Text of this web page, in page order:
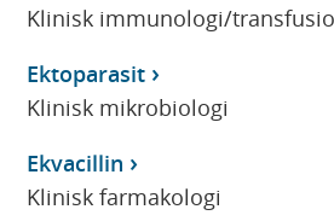
Klinisk immunologi/
Ektoparasit
Klinisk mikrobiologi
Ekvacillin
Klinisk farmakologi